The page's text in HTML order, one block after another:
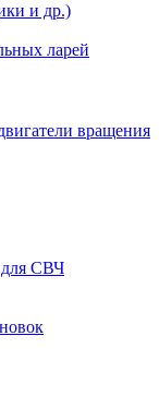
и др.)
ларей
вращения
для СВЧ